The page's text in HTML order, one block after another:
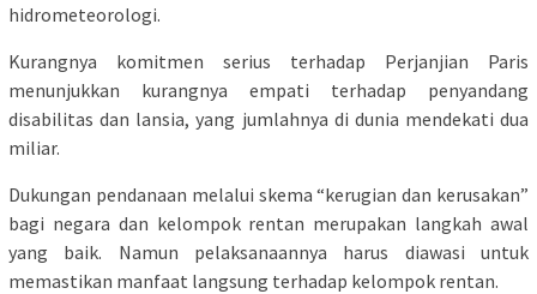
hidrometeorologi.
Kurangnya komitmen serius terhadap Perjanjian Paris
menunjukkan kurangnya empati terhadap penyandang
disabilitas dan lansia, yang jumlahnya di dunia mendekati dua
miliar.
Dukungan pendanaan melalui skema “kerugian dan kerusakan”
bagi negara dan kelompok rentan merupakan langkah awal
yang baik. Namun pelaksanaannya harus diawasi untuk
memastikan manfaat langsung terhadap kelompok rentan.